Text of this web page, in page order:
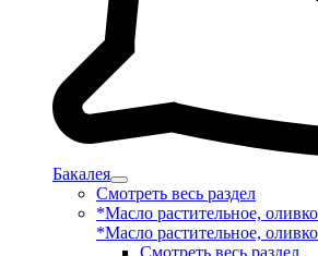
Бакалея
Смотреть весь раздел
*Масло растительное,
*Масло растительное,
Смотреть весь раздел